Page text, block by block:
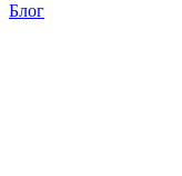
Блог